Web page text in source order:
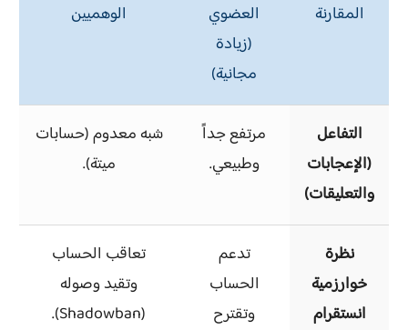
المقارنة
العضوي
(زيادة
مجانية)
الوهميين
التفاعل
(الإعجابات
والتعليقات)
مرتفع جداً
وطبيعي.
شبه معدوم (حسابات
ميتة).
نظرة
خوارزمية
انستقرام
تدعم
الحساب
وتقترح
تعاقب الحساب
وتقيد وصوله
(Shadowban).